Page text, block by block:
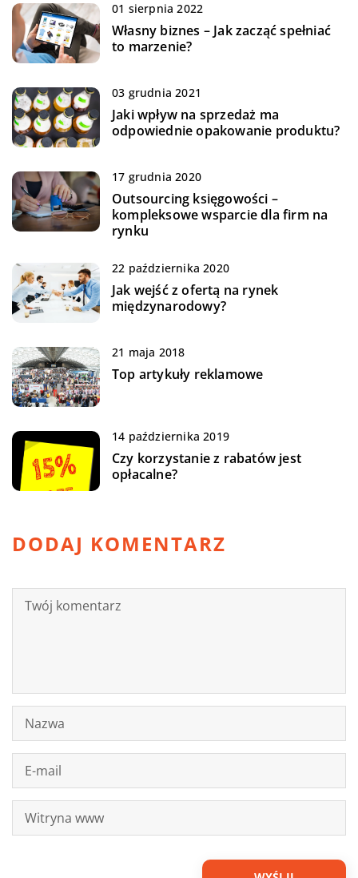
01 sierpnia 2022
Własny biznes – Jak zacząć spełniać
to marzenie?
03 grudnia 2021
Jaki wpływ na sprzedaż ma
odpowiednie opakowanie produktu?
17 grudnia 2020
Outsourcing księgowości –
kompleksowe wsparcie dla firm na
rynku
22 października 2020
Jak wejść z ofertą na rynek
międzynarodowy?
21 maja 2018
Top artykuły reklamowe
14 października 2019
Czy korzystanie z rabatów jest
opłacalne?
DODAJ KOMENTARZ